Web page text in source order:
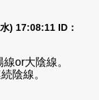
) 17:08:11 ID：
or大陰線。
陰線。